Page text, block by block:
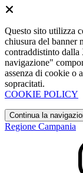
Questo sito utilizza
chiusura del banner
contraddistinto
navigazione"
assenza di cookie o
sopracitati.
COOKIE POLICY
Continua la
Regione Campania